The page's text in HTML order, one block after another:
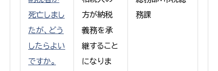
死亡しまし
たが、どう
したらよい
ですか。
方が納税
義務を承
継すること
になりま
務課